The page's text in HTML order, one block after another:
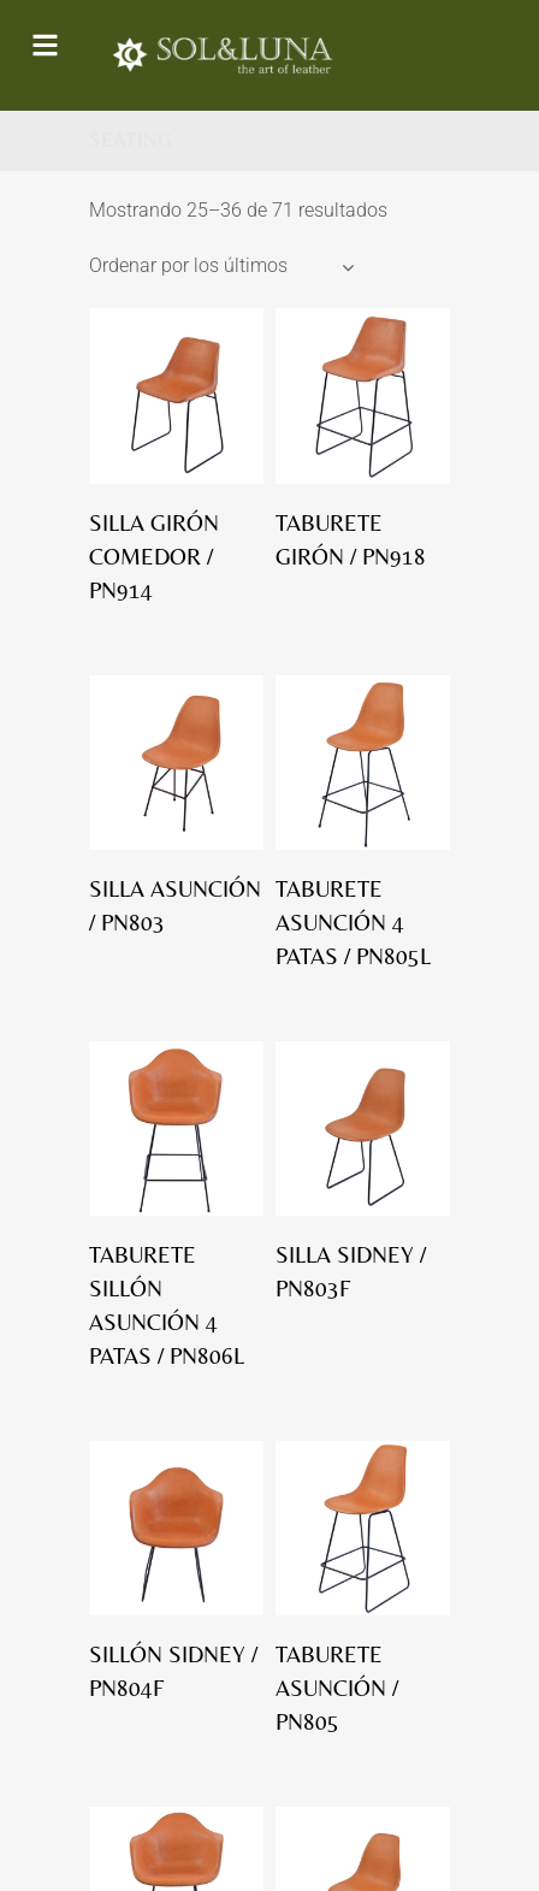
Mostrando 25–36 de 71 resultados
Ordenar por los últimos
SILLA GIRÓN
COMEDOR /
PN914
TABURETE
GIRÓN / PN918
SILLA ASUNCIÓN
/ PN803
TABURETE
ASUNCIÓN 4
PATAS / PN805L
TABURETE
SILLÓN
ASUNCIÓN 4
PATAS / PN806L
SILLA SIDNEY /
PN803F
SILLÓN SIDNEY /
PN804F
TABURETE
ASUNCIÓN /
PN805